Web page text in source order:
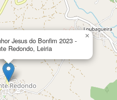
Jesus do Bonfim 2023 -
Redondo, Leiria
×